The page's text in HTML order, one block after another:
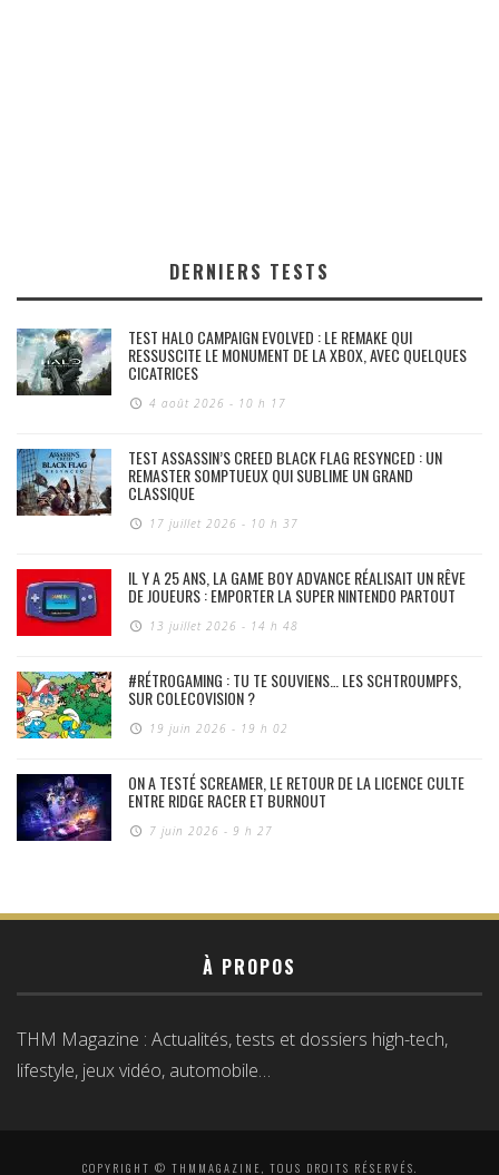
DERNIERS TESTS
TEST HALO CAMPAIGN EVOLVED : LE REMAKE QUI
RESSUSCITE LE MONUMENT DE LA XBOX, AVEC QUELQUES
CICATRICES
4 août 2026 - 10 h 17
TEST ASSASSIN’S CREED BLACK FLAG RESYNCED : UN
REMASTER SOMPTUEUX QUI SUBLIME UN GRAND
CLASSIQUE
17 juillet 2026 - 10 h 37
IL Y A 25 ANS, LA GAME BOY ADVANCE RÉALISAIT UN RÊVE
DE JOUEURS : EMPORTER LA SUPER NINTENDO PARTOUT
13 juillet 2026 - 14 h 48
#RÉTROGAMING : TU TE SOUVIENS… LES SCHTROUMPFS,
SUR COLECOVISION ?
19 juin 2026 - 19 h 02
ON A TESTÉ SCREAMER, LE RETOUR DE LA LICENCE CULTE
ENTRE RIDGE RACER ET BURNOUT
7 juin 2026 - 9 h 27
À PROPOS
THM Magazine : Actualités, tests et dossiers high-tech,
lifestyle, jeux vidéo, automobile…
COPYRIGHT © THMMAGAZINE, TOUS DROITS RÉSERVÉS.